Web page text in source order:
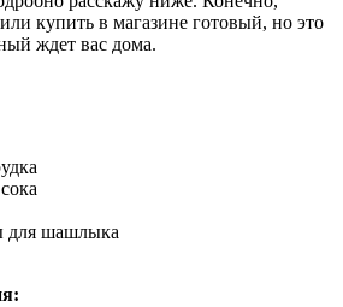
купить в магазине готовый, но это
ждет вас дома.
для шашлыка